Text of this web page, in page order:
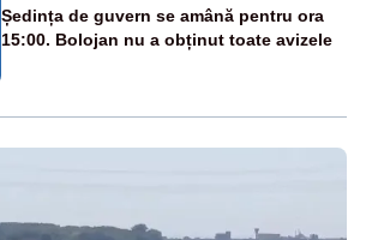
Ședința de guvern se amână pentru ora
15:00. Bolojan nu a obținut toate avizele